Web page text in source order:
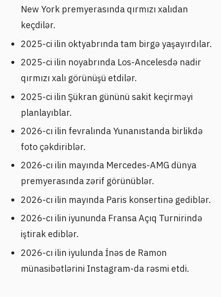
New York premyerasında qırmızı xalıdan
keçdilər.
2025-ci ilin oktyabrında tam birgə yaşayırdılar.
2025-ci ilin noyabrında Los-Ancelesdə nadir
qırmızı xalı görünüşü etdilər.
2025-ci ilin Şükran gününü sakit keçirməyi
planlayıblar.
2026-cı ilin fevralında Yunanıstanda birlikdə
foto çəkdiriblər.
2026-cı ilin mayında Mercedes-AMG dünya
premyerasında zərif görünüblər.
2026-cı ilin mayında Paris konsertinə gediblər.
2026-cı ilin iyununda Fransa Açıq Turnirində
iştirak ediblər.
2026-cı ilin iyulunda İnəs de Ramon
münasibətlərini Instagram-da rəsmi etdi.